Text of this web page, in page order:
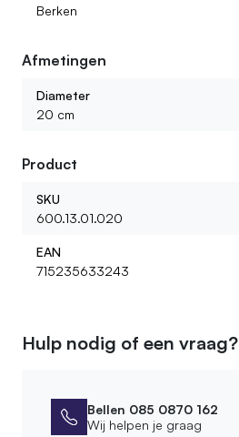
Berken
Afmetingen
Diameter
20 cm
Product
SKU
600.13.01.020
EAN
715235633243
Hulp nodig of een vraag?
Bellen 085 0870 162
Wij helpen je graag